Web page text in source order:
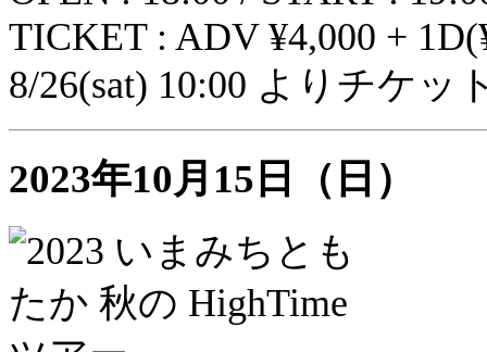
TICKET : ADV ¥4,000 +
8/26(sat) 10:00 よりチケ
2023年10月15日（日）